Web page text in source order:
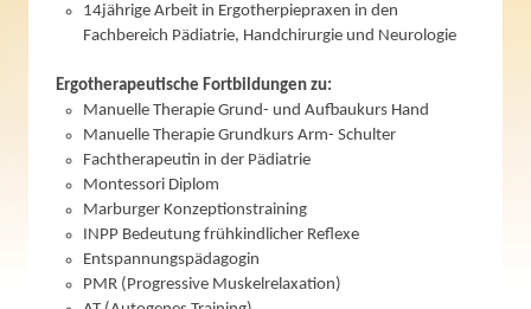
14jährige Arbeit in Ergotherpiepraxen in den
Fachbereich Pädiatrie, Handchirurgie und Neurologie
Ergotherapeutische Fortbildungen zu:
Manuelle Therapie Grund- und Aufbaukurs Hand
Manuelle Therapie Grundkurs Arm- Schulter
Fachtherapeutin in der Pädiatrie
Montessori Diplom
Marburger Konzeptionstraining
INPP Bedeutung frühkindlicher Reflexe
Entspannungspädagogin
PMR (Progressive Muskelrelaxation)